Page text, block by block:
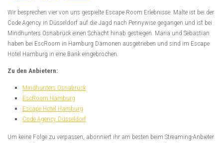
Wir besprechen vier von uns gespielte Escape Room Erlebnisse. Malte ist bei der
Code Agency in Düsseldorf auf die Jagd nach Pennywise gegangen und ist bei
Mindhunters Osnabrück einen Schacht hinab gestiegen. Maria und Sebastian
haben bei EscRoom in Hamburg Dämonen ausgetrieben und sind im Escape
Hotel Hamburg in eine Bank eingebrochen.
Zu den Anbietern:
Mindhunters Osnabrück
EscRoom Hamburg
Escape Hotel Hamburg
Code Agency Düsseldorf
Um keine Folge zu verpassen, abonniert ihr am besten beim Streaming-Anbieter